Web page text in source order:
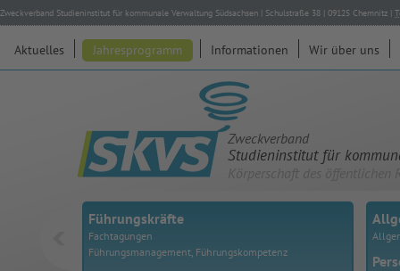
Zweckverband Studieninstitut für kommunale Verwaltung Südsachsen | Schulstraße 38 | 09125 Chemnitz |
Aktuelles Jahresprogramm Informationen Wir über uns
Zweckverband
Studieninstitut für
Körperschaft des öffentlichen
Führungskräfte
Fachtagungen
Führungsmanagement, Führungskompetenz